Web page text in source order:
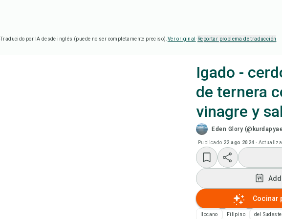
Traducido por IA desde inglés (puede no ser completamente preciso). Ver original · Reportar problema de traducción
Igado -
de ternera
vinagre y
Eden Glory
Publicado 22 ago 2024 ·
Cocinar
Ilocano Filipino del